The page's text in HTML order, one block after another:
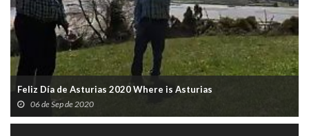
Feliz Día de Asturias 2020 Where is Asturias
06 de Sep de 2020